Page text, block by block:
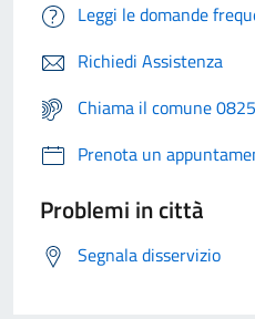
Leggi le domande
Richiedi Assistenza
Chiama il comune
Prenota un
Problemi in città
Segnala disservizio